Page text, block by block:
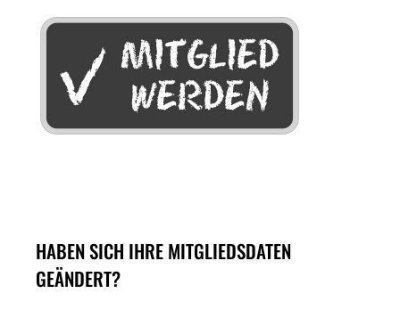
HABEN SICH IHRE MITGLIEDSDATEN
GEÄNDERT?